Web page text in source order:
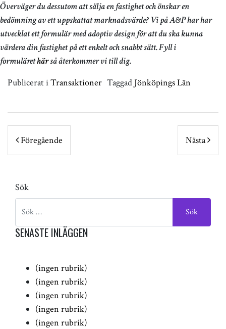
Överväger du dessutom att sälja en fastighet och önskar en
bedömning av ett uppskattat marknadsvärde? Vi på A&P har har
utvecklat ett formulär med adoptiv design för att du ska kunna
värdera din fastighet på ett enkelt och snabbt sätt. Fyll i
formulärethärså återkommer vi till dig.
Publicerat iTransaktioner Taggad Jönköpings Län
POST NAVIGATION
Föregående Nästa
Sök
SENASTE INLÄGGEN
(ingen rubrik)
(ingen rubrik)
(ingen rubrik)
(ingen rubrik)
(ingen rubrik)